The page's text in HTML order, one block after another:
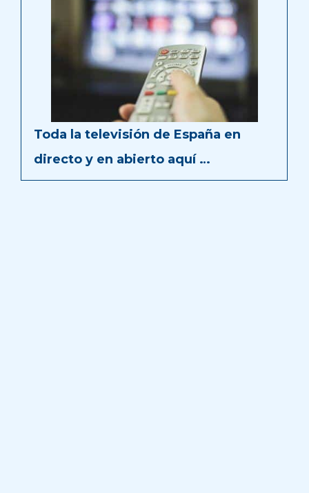
Toda la televisión de España en
directo y en abierto aquí …